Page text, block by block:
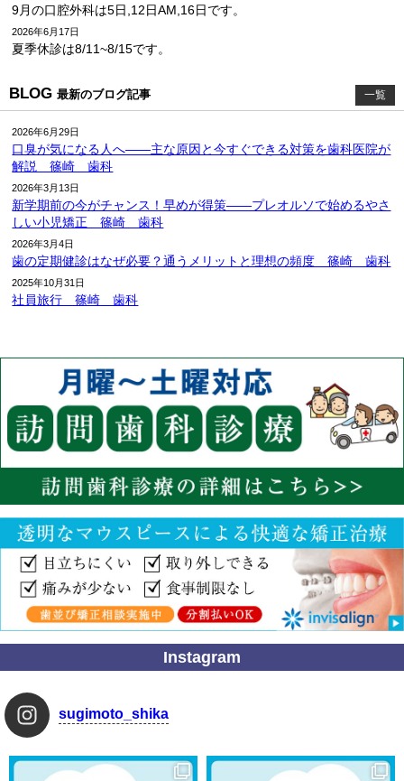
9月の口腔外科は5日,12日AM,16日です。
2026年6月17日
夏季休診は8/11~8/15です。
BLOG 最新のブログ記事 一覧
2026年6月29日
口臭が気になる人へ――主な原因と今すぐできる対策を歯科医院が
解説 篠崎 歯科
2026年3月13日
新学期前の今がチャンス！早めが得策――プレオルソで始めるやさ
しい小児矯正 篠崎 歯科
2026年3月4日
歯の定期健診はなぜ必要？通うメリットと理想の頻度 篠崎 歯科
2025年10月31日
社員旅行 篠崎 歯科
Instagram
sugimoto_shika